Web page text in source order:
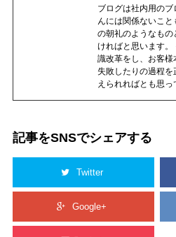
ブログは社内用の
んには関係ないこ
の朝礼のようなも
ければと思います
識改革をし、お客様
失敗したりの過程
えられればとも思っ
記事をSNSでシェアする
Twitter
Google+